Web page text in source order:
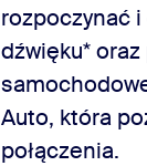
rozpoczynać i
dźwięku*
Auto, która
połączenia.